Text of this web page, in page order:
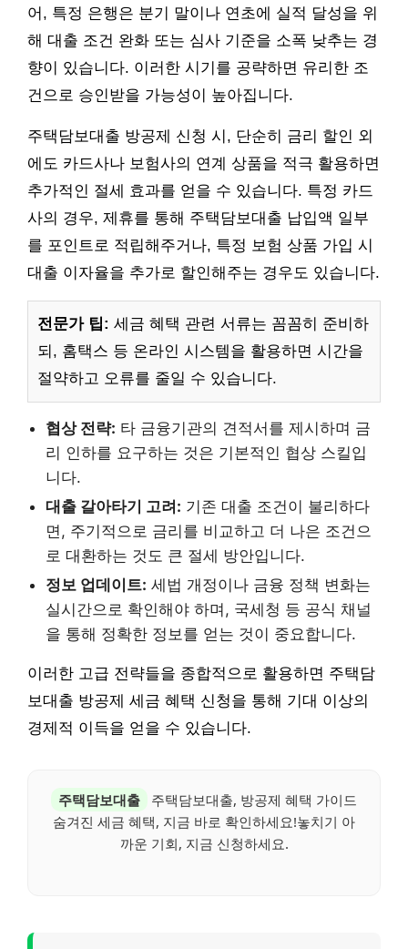
어, 특정 은행은 분기 말이나 연초에 실적 달성을 위
해 대출 조건 완화 또는 심사 기준을 소폭 낮추는 경
향이 있습니다. 이러한 시기를 공략하면 유리한 조
건으로 승인받을 가능성이 높아집니다.
주택담보대출 방공제 신청 시, 단순히 금리 할인 외
에도 카드사나 보험사의 연계 상품을 적극 활용하면
추가적인 절세 효과를 얻을 수 있습니다. 특정 카드
사의 경우, 제휴를 통해 주택담보대출 납입액 일부
를 포인트로 적립해주거나, 특정 보험 상품 가입 시
대출 이자율을 추가로 할인해주는 경우도 있습니다.
전문가 팁: 세금 혜택 관련 서류는 꼼꼼히 준비하
되, 홈택스 등 온라인 시스템을 활용하면 시간을
절약하고 오류를 줄일 수 있습니다.
협상 전략: 타 금융기관의 견적서를 제시하며 금
리 인하를 요구하는 것은 기본적인 협상 스킬입
니다.
대출 갈아타기 고려: 기존 대출 조건이 불리하다
면, 주기적으로 금리를 비교하고 더 나은 조건으
로 대환하는 것도 큰 절세 방안입니다.
정보 업데이트: 세법 개정이나 금융 정책 변화는
실시간으로 확인해야 하며, 국세청 등 공식 채널
을 통해 정확한 정보를 얻는 것이 중요합니다.
이러한 고급 전략들을 종합적으로 활용하면 주택담
보대출 방공제 세금 혜택 신청을 통해 기대 이상의
경제적 이득을 얻을 수 있습니다.
주택담보대출
주택담보대출, 방공제 혜택 가이드
숨겨진 세금 혜택, 지금 바로 확인하세요!놓치기 아
까운 기회, 지금 신청하세요.